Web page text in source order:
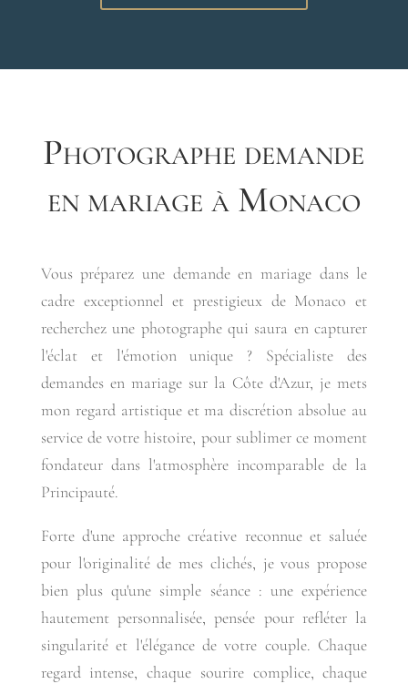
Photographe demande
en mariage à Monaco
Vous préparez une demande en mariage dans le
cadre exceptionnel et prestigieux de Monaco et
recherchez une photographe qui saura en capturer
l'éclat et l'émotion unique ? Spécialiste des
demandes en mariage sur la Côte d'Azur, je mets
mon regard artistique et ma discrétion absolue au
service de votre histoire, pour sublimer ce moment
fondateur dans l'atmosphère incomparable de la
Principauté.
Forte d'une approche créative reconnue et saluée
pour l'originalité de mes clichés, je vous propose
bien plus qu'une simple séance : une expérience
hautement personnalisée, pensée pour refléter la
singularité et l'élégance de votre couple. Chaque
regard intense, chaque sourire complice, chaque